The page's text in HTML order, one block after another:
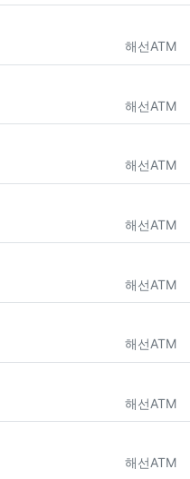
등록자
해선ATM
등록자
해선ATM
등록자
해선ATM
등록자
해선ATM
등록자
해선ATM
등록자
해선ATM
등록자
해선ATM
등록자
해선ATM